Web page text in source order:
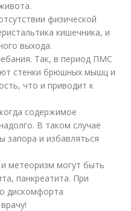
физической
кишечника, и
выхода.
Так, в период ПМС
стенки брюшных мышц и
что и приводит к
содержимое
В таком случае
запора и избавляться
метеоризм могут быть
панкреатита. При
дискомфорта